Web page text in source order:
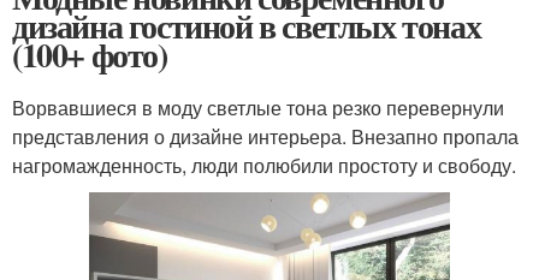
дизайна гостиной в светлых тонах
(100+ фото)
Ворвавшиеся в моду светлые тона резко перевернули
представления о дизайне интерьера. Внезапно пропала
нагромажденность, люди полюбили простоту и свободу.